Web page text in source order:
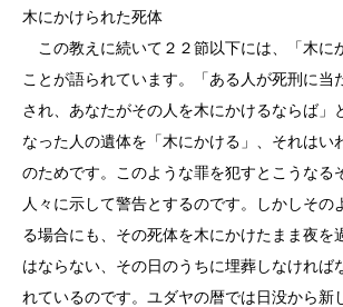
木にかけられた死体
この教えに続いて２２節以下には、「木に
ことが語られています。「ある人が死刑に当
され、あなたがその人を木にかけるならば」
なった人の遺体を「木にかける」、それはい
のためです。このような罪を犯すとこうなる
人々に示して警告とするのです。しかしその
る場合にも、その死体を木にかけたまま夜を
はならない、その日のうちに埋葬しなければ
れているのです。ユダヤの暦では日没から新